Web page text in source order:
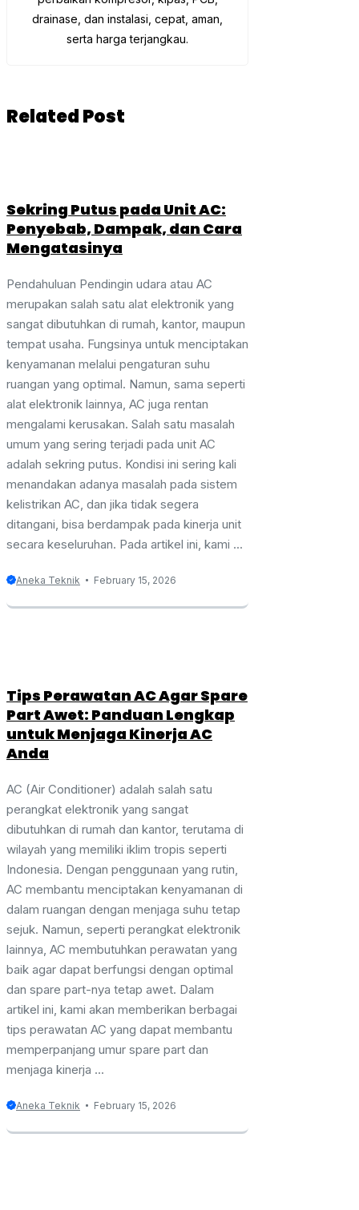
drainase, dan instalasi, cepat, aman,
serta harga terjangkau.
Related Post
Sekring Putus pada Unit AC:
Penyebab, Dampak, dan Cara
Mengatasinya
Pendahuluan Pendingin udara atau AC
merupakan salah satu alat elektronik yang
sangat dibutuhkan di rumah, kantor, maupun
tempat usaha. Fungsinya untuk menciptakan
kenyamanan melalui pengaturan suhu
ruangan yang optimal. Namun, sama seperti
alat elektronik lainnya, AC juga rentan
mengalami kerusakan. Salah satu masalah
umum yang sering terjadi pada unit AC
adalah sekring putus. Kondisi ini sering kali
menandakan adanya masalah pada sistem
kelistrikan AC, dan jika tidak segera
ditangani, bisa berdampak pada kinerja unit
secara keseluruhan. Pada artikel ini, kami ...
Aneka Teknik February 15, 2026
Tips Perawatan AC Agar Spare
Part Awet: Panduan Lengkap
untuk Menjaga Kinerja AC
Anda
AC (Air Conditioner) adalah salah satu
perangkat elektronik yang sangat
dibutuhkan di rumah dan kantor, terutama di
wilayah yang memiliki iklim tropis seperti
Indonesia. Dengan penggunaan yang rutin,
AC membantu menciptakan kenyamanan di
dalam ruangan dengan menjaga suhu tetap
sejuk. Namun, seperti perangkat elektronik
lainnya, AC membutuhkan perawatan yang
baik agar dapat berfungsi dengan optimal
dan spare part-nya tetap awet. Dalam
artikel ini, kami akan memberikan berbagai
tips perawatan AC yang dapat membantu
memperpanjang umur spare part dan
menjaga kinerja ...
Aneka Teknik February 15, 2026